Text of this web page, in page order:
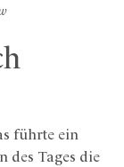
führte ein
des Tages die